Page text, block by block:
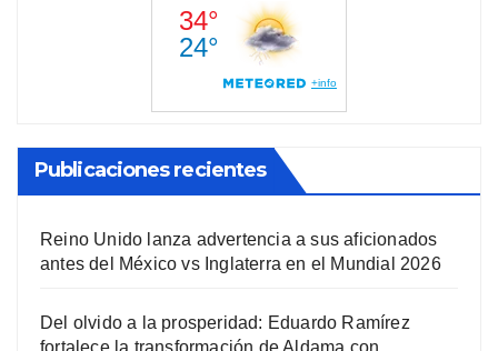
Publicaciones recientes
Reino Unido lanza advertencia a sus aficionados
antes del México vs Inglaterra en el Mundial 2026
Del olvido a la prosperidad: Eduardo Ramírez
fortalece la transformación de Aldama con